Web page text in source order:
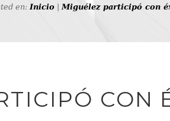
en:Inicio |Miguélez participó con
CON